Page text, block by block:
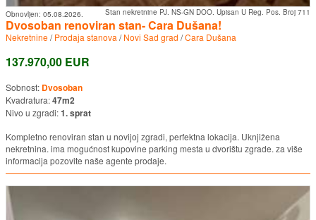
Stan nekretnine PJ. NS-GN DOO. Upisan U Reg. Pos. Broj 711
Obnovljen: 05.08.2026.
Dvosoban renoviran stan- Cara Dušana!
Nekretnine/Prodaja stanova /Novi Sad grad /Cara Dušana
137.970,00 EUR
Sobnost: Dvosoban
Kvadratura:47m2
Nivo u zgradi:1. sprat
Kompletno renoviran stan u novijoj zgradi, perfektna lokacija. Uknjižena
nekretnina. ima mogućnost kupovine parking mesta u dvorištu zgrade. za više
informacija pozovite naše agente prodaje.